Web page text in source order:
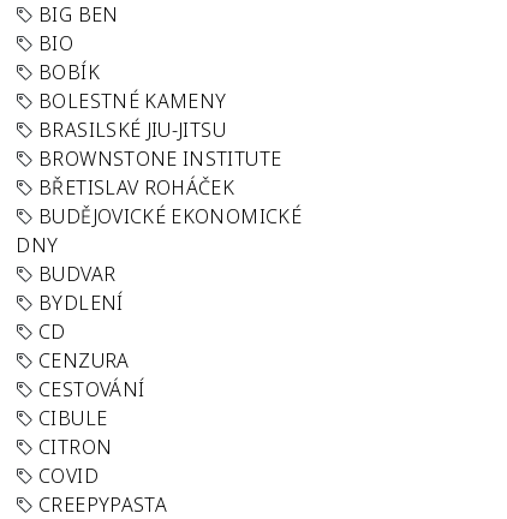
BIG BEN
BIO
BOBÍK
BOLESTNÉ KAMENY
BRASILSKÉ JIU-JITSU
BROWNSTONE INSTITUTE
BŘETISLAV ROHÁČEK
BUDĚJOVICKÉ EKONOMICKÉ
DNY
BUDVAR
BYDLENÍ
CD
CENZURA
CESTOVÁNÍ
CIBULE
CITRON
COVID
CREEPYPASTA